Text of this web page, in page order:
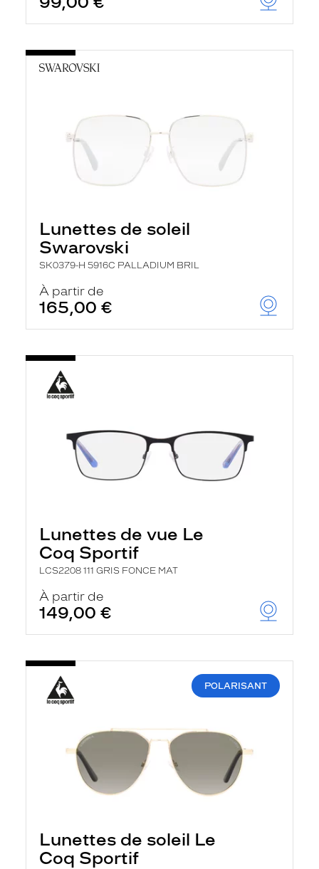
Lunettes de soleil
Swarovski
SK0379-H 5916C PALLADIUM BRIL
À partir de
165,00 €
Lunettes de vue Le
Coq Sportif
LCS2208 111 GRIS FONCE MAT
À partir de
149,00 €
POLARISANT
Lunettes de soleil Le
Coq Sportif